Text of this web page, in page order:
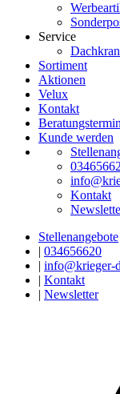
Service
Sortiment
Aktionen
Velux
Kontakt
Beratungstermin
Kunde werden
Kontakt
Stellenangebote
| 034656620
| info@krieger-
| Kontakt
| Newsletter